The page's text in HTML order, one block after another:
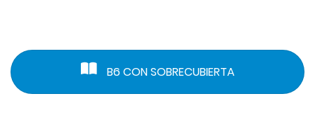
B6 CON SOBRECUBIERTA